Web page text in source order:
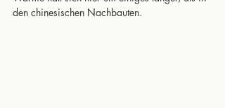
den chinesischen Nachbauten.